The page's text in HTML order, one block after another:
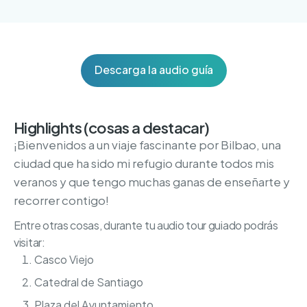
Descarga la audio guía
Highlights (cosas a destacar)
¡Bienvenidos a un viaje fascinante por Bilbao, una
ciudad que ha sido mi refugio durante todos mis
veranos y que tengo muchas ganas de enseñarte y
recorrer contigo!
Entre otras cosas, durante tu audio tour guiado podrás
visitar:
Casco Viejo
Catedral de Santiago